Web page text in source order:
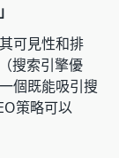
可見性和排
搜索引擎優
個既能吸引搜
策略可以